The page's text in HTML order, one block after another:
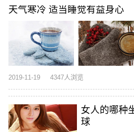
天气寒冷 适当睡觉有益身心
2019-11-19 4347人浏览
女人的哪种
球